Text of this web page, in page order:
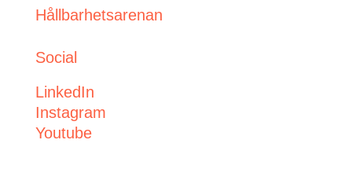
Hållbarhetsarenan
Social
LinkedIn
Instagram
Youtube